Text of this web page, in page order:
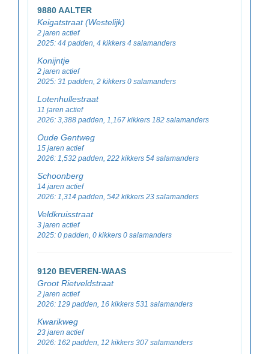
9880 AALTER
Keigatstraat (Westelijk)
2 jaren actief
2025: 44 padden, 4 kikkers 4 salamanders
Konijntje
2 jaren actief
2025: 31 padden, 2 kikkers 0 salamanders
Lotenhullestraat
11 jaren actief
2026: 3,388 padden, 1,167 kikkers 182 salamanders
Oude Gentweg
15 jaren actief
2026: 1,532 padden, 222 kikkers 54 salamanders
Schoonberg
14 jaren actief
2026: 1,314 padden, 542 kikkers 23 salamanders
Veldkruisstraat
3 jaren actief
2025: 0 padden, 0 kikkers 0 salamanders
9120 BEVEREN-WAAS
Groot Rietveldstraat
2 jaren actief
2026: 129 padden, 16 kikkers 531 salamanders
Kwarikweg
23 jaren actief
2026: 162 padden, 12 kikkers 307 salamanders